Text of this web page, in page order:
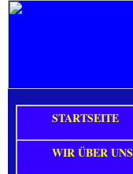
STARTSEITE
WIR ÜBER UNS